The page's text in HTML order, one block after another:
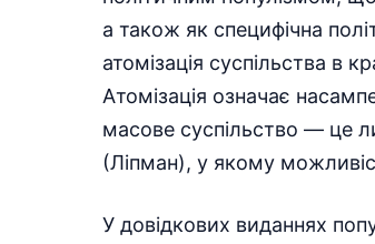
а також як специфічна
атомізація суспільства в
Атомізація означає
масове суспільство — це
(Ліпман), у якому
У довідкових виданнях